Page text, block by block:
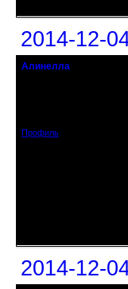
2014-12-
Алинелла
Профиль
2014-12-